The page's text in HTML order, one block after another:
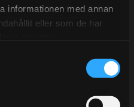
informationen med annan
eller som de har